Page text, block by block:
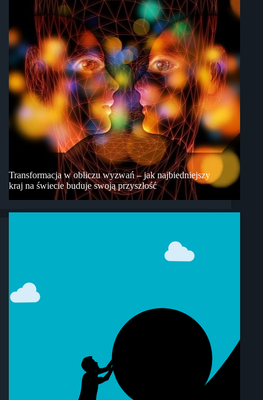
Transformacja w obliczu wyzwań – jak najbiedniejszy
kraj na świecie buduje swoją przyszłość